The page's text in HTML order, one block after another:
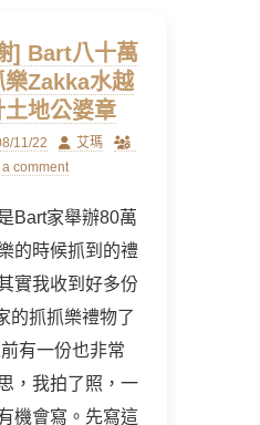
] Bart八十萬
樂Zakka水越
土地公婆章
11/22 Author
艾瑪
a comment
Bart家舉辦80萬
的時候抓到的禮
實我收到好多份
的抓抓樂禮物了
有一份也非常
，我拍了照，一
機會寫。先寫這